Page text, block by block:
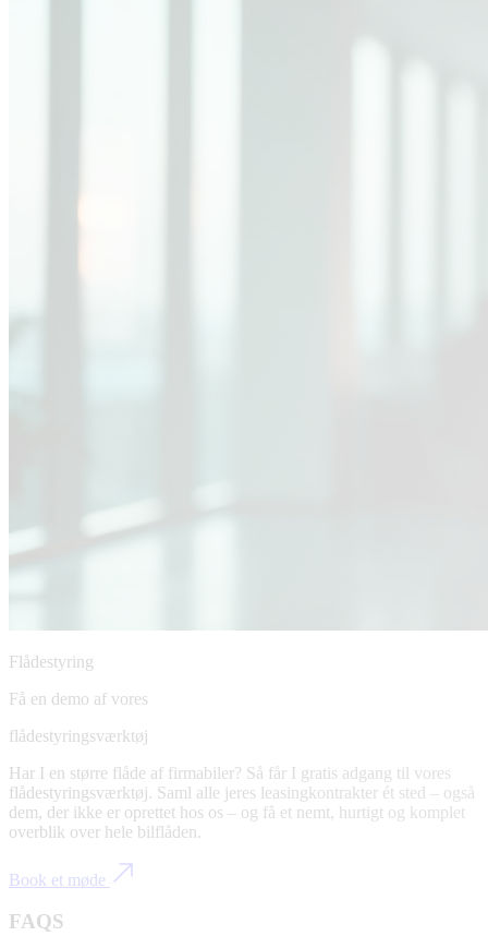
Flådestyring
Få en demo af vores
flådestyringsværktøj
Har I en større flåde af firmabiler? Så får I gratis adgang til vores
flådestyringsværktøj. Saml alle jeres leasingkontrakter ét sted – også
dem, der ikke er oprettet hos os – og få et nemt, hurtigt og komplet
overblik over hele bilflåden.
Book et møde
FAQS